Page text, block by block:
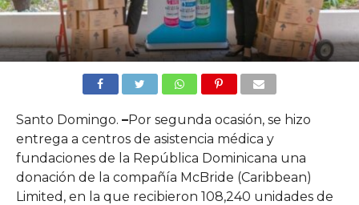
Santo Domingo. –Por segunda ocasión, se hizo
entrega a centros de asistencia médica y
fundaciones de la República Dominicana una
donación de la compañía McBride (Caribbean)
Limited, en la que recibieron 108,240 unidades de